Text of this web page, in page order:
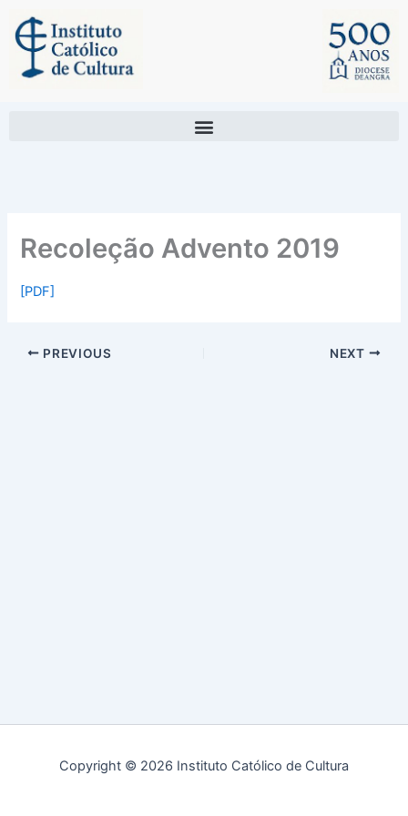
content
Recoleção Advento 2019
[PDF]
PREVIOUS NEXT
Copyright © 2026 Instituto Católico de Cultura